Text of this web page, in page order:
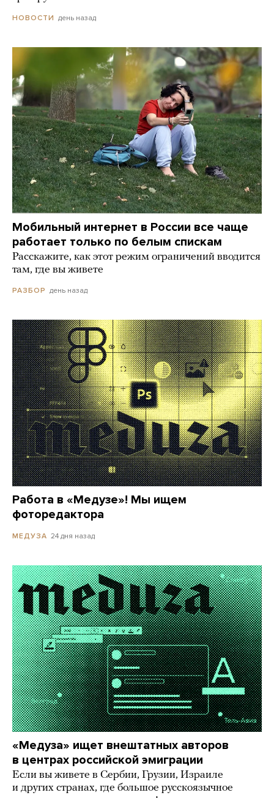
НОВОСТИ день назад
Мобильный интернет в России все чаще
работает только по белым спискам
Расскажите, как этот режим ограничений вводится
там, где вы живете
РАЗБОР день назад
Работа в «Медузе»! Мы ищем
фоторедактора
МЕДУЗА 24 дня назад
«Медуза» ищет внештатных авторов
в центрах российской эмиграции
Если вы живете в Сербии, Грузии, Израиле
и других странах, где большое русскоязычное